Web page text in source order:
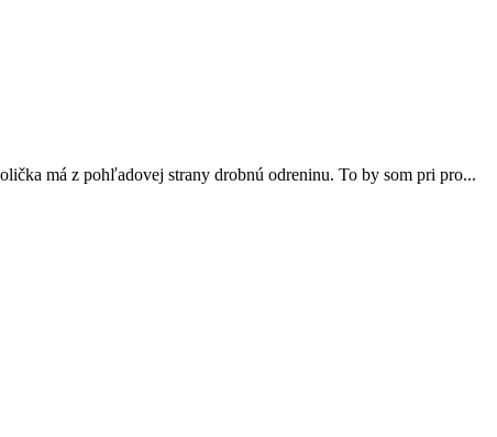
má z pohľadovej strany drobnú odreninu. To by som pri pro...